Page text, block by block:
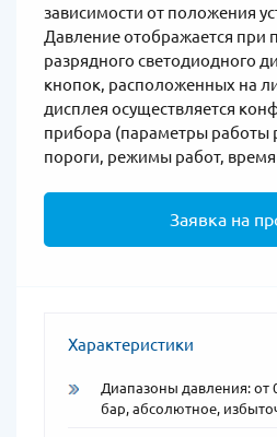
зависимости от положения
Давление отображается при
разрядного светодиодного
кнопок, расположенных на
дисплея осуществляется
прибора (параметры работы
пороги, режимы работ,
Заявка на
Характеристики
Диапазоны давления:
бар, абсолютное,